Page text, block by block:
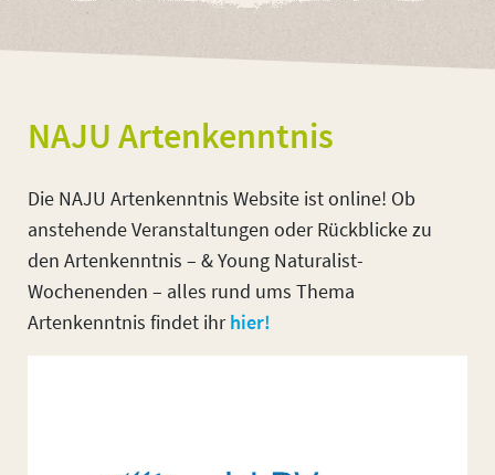
NAJU Artenkenntnis
Die NAJU Artenkenntnis Website ist online! Ob
anstehende Veranstaltungen oder Rückblicke zu
den Artenkenntnis – & Young Naturalist-
Wochenenden – alles rund ums Thema
Artenkenntnis findet ihrhier!